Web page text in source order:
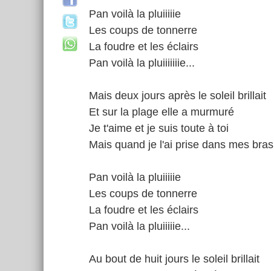
Pan voilà la pluiiiiie
Les coups de tonnerre
La foudre et les éclairs
Pan voilà la pluiiiiiiie...
Mais deux jours après le soleil brillait
Et sur la plage elle a murmuré
Je t'aime et je suis toute à toi
Mais quand je l'ai prise dans mes bras
Pan voilà la pluiiiiie
Les coups de tonnerre
La foudre et les éclairs
Pan voilà la pluiiiiie...
Au bout de huit jours le soleil brillait